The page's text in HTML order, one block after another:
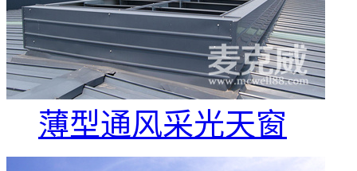
薄型通风采光天窗